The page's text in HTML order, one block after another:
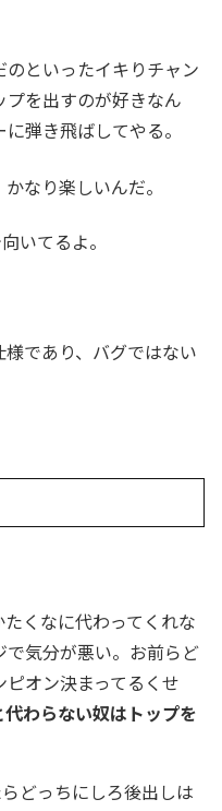
といったイキりチャン
プを出すのが好きなん
弾き飛ばしてやる。
なり楽しいんだ。
いてるよ。
様であり、バグではない
くなに代わってくれな
で気分が悪い。お前らど
オン決まってるくせ
わらない奴はトップを
どっちにしろ後出しは